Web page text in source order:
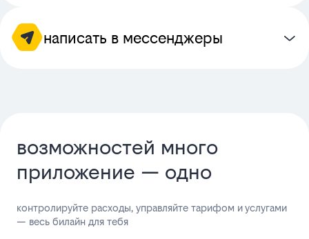
написать в мессенджеры
возможностей много
приложение — одно
контролируйте расходы, управляйте тарифом и услугами
— весь билайн для тебя